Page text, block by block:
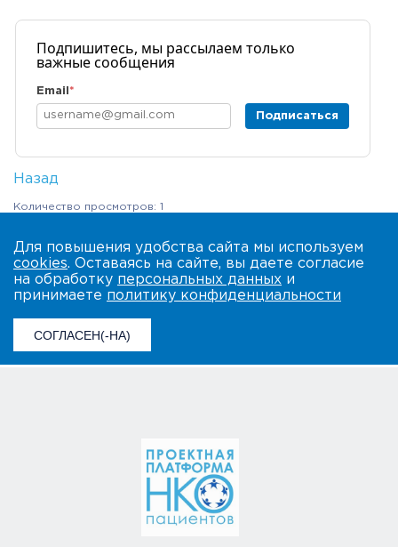
Подпишитесь, мы рассылаем только
важные сообщения
Email *
Подписаться
Назад
Количество просмотров: 1
Для повышения удобства сайта мы используем
cookies. Оставаясь на сайте, вы даете согласие
на обработку персональных данных и
принимаете политику конфиденциальности
СОГЛАСЕН(-НА)